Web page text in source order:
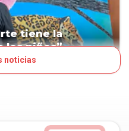
tiene la
los niños”
noticias